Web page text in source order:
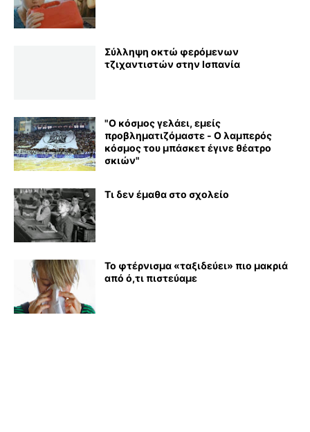
Σύλληψη οκτώ φερόμενων
τζιχαντιστών στην Ισπανία
"Ο κόσμος γελάει, εμείς
προβληματιζόμαστε - Ο λαμπερός
κόσμος του μπάσκετ έγινε θέατρο
σκιών"
Τι δεν έμαθα στο σχολείο
Το φτέρνισμα «ταξιδεύει» πιο μακριά
από ό,τι πιστεύαμε